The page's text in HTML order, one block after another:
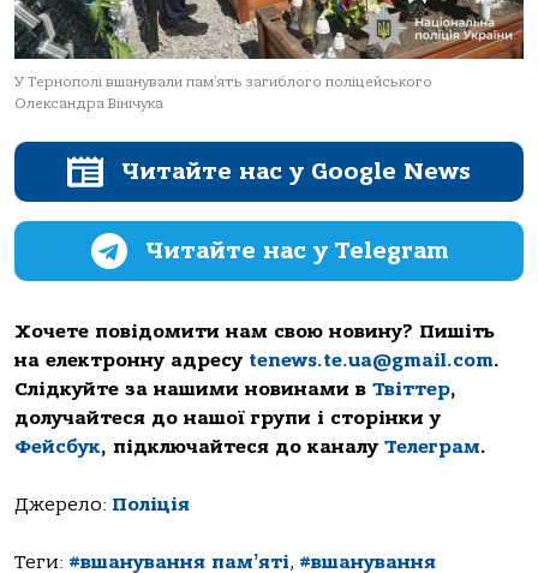
У Тернополі вшанували пам’ять загиблого поліцейського
Олександра Вінічука
Читайте нас у Google News
Читайте нас у Telegram
Хочете повідомити нам свою новину? Пишіть
на електронну адресу tenews.te.ua@gmail.com.
Слідкуйте за нашими новинами в Твіттер,
долучайтеся до нашої групи і сторінки у
Фейсбук, підключайтеся до каналу Телеграм.
Джерело: Поліція
Теги: #вшанування памʼяті, #вшанування